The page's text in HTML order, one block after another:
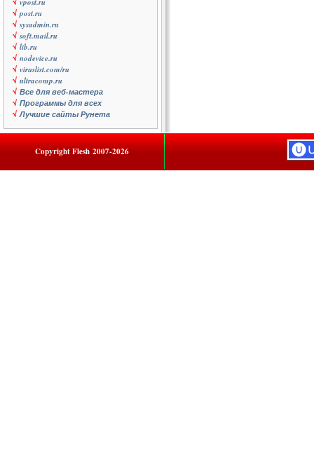
√ post.ru
√sysadmin.ru
√soft.mail.ru
√ lib.ru
√ nodevice.ru
√ viruslist.com/ru
√ ultracomp.ru
√ Все для веб-мастера
√ Программы для всех
√Лучшие сайты Рунета
CopyrightFlesh 2007-2026